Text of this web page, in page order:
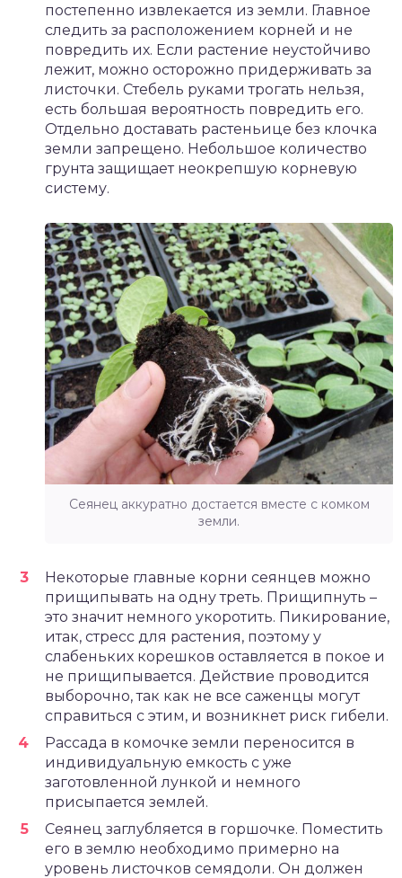
постепенно извлекается из земли. Главное
следить за расположением корней и не
повредить их. Если растение неустойчиво
лежит, можно осторожно придерживать за
листочки. Стебель руками трогать нельзя,
есть большая вероятность повредить его.
Отдельно доставать растеньице без клочка
земли запрещено. Небольшое количество
грунта защищает неокрепшую корневую
систему.
Сеянец аккуратно достается вместе с комком
земли.
Некоторые главные корни сеянцев можно
прищипывать на одну треть. Прищипнуть –
это значит немного укоротить. Пикирование,
итак, стресс для растения, поэтому у
слабеньких корешков оставляется в покое и
не прищипывается. Действие проводится
выборочно, так как не все саженцы могут
справиться с этим, и возникнет риск гибели.
Рассада в комочке земли переносится в
индивидуальную емкость с уже
заготовленной лункой и немного
присыпается землей.
Сеянец заглубляется в горшочке. Поместить
его в землю необходимо примерно на
уровень листочков семядоли. Он должен